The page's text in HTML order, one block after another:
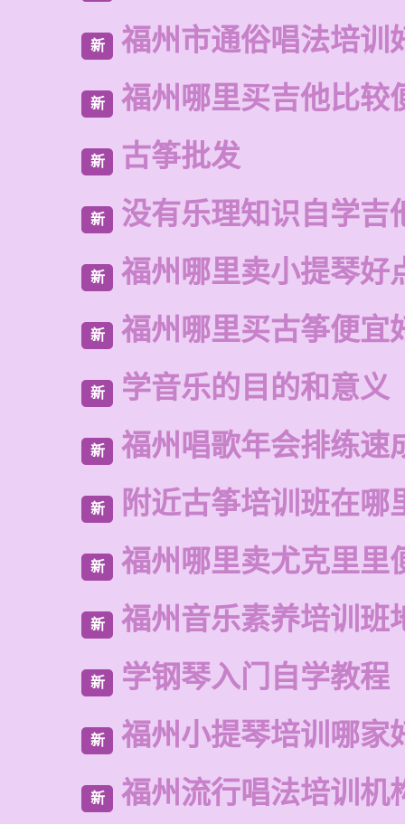
新 福州市通俗唱法培训
新 福州哪里买吉他比较
新 古筝批发
新 没有乐理知识自学吉
新 福州哪里卖小提琴好
新 福州哪里买古筝便宜
新 学音乐的目的和意义
新 福州唱歌年会排练速
新 附近古筝培训班在哪
新 福州哪里卖尤克里里
新 福州音乐素养培训班
新 学钢琴入门自学教程
新 福州小提琴培训哪家
新 福州流行唱法培训机